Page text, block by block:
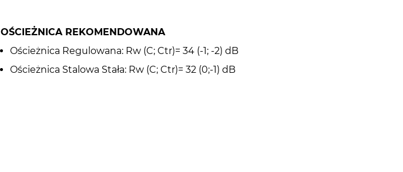
OŚCIEŻNICA REKOMENDOWANA
Ościeżnica Regulowana: Rw (C; Ctr)= 34 (-1; -2) dB
Ościeżnica Stalowa Stała: Rw (C; Ctr)= 32 (0;-1) dB